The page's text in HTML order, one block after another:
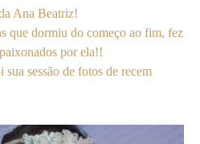
Ana Beatriz!
que dormiu do começo ao fim, fez
por ela!!
sessão de fotos de recem